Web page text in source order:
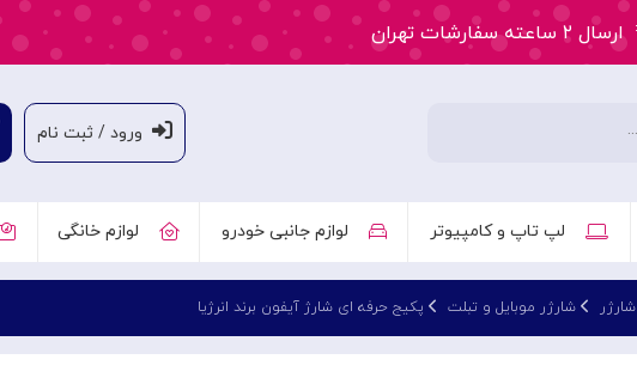
ارسال ۲ ساعته سفارشات تهران
ورود / ثبت نام
لپ تاپ و کامپیوتر لوازم جانبی خودرو لوازم خانگی
شارژر شارژر موبایل و تبلت پکیج حرفه ای شارژ آیفون برند انرژیا